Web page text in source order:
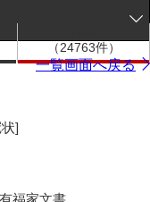
（24763件）
一覧画面へ戻る
]
福家文書